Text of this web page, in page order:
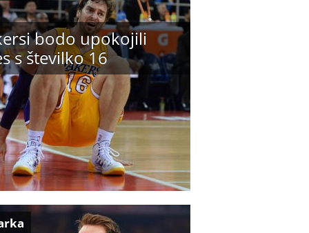
bodo upokojili
s številko 16